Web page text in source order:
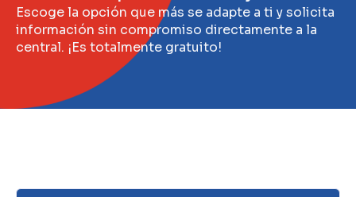
Escoge la opción que más se adapte a ti y solicita
información sin compromiso directamente a la
central. ¡Es totalmente gratuito!